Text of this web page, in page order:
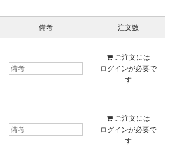
備考 注文数
ご注文には
ログインが必要で
す
ご注文には
ログインが必要で
す